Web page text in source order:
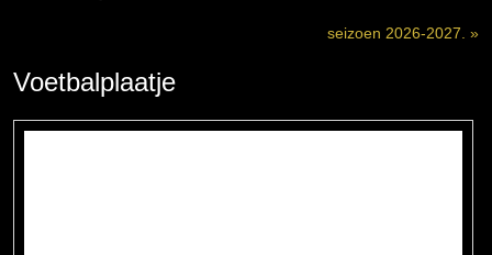
seizoen 2026-2027. »
Voetbalplaatje